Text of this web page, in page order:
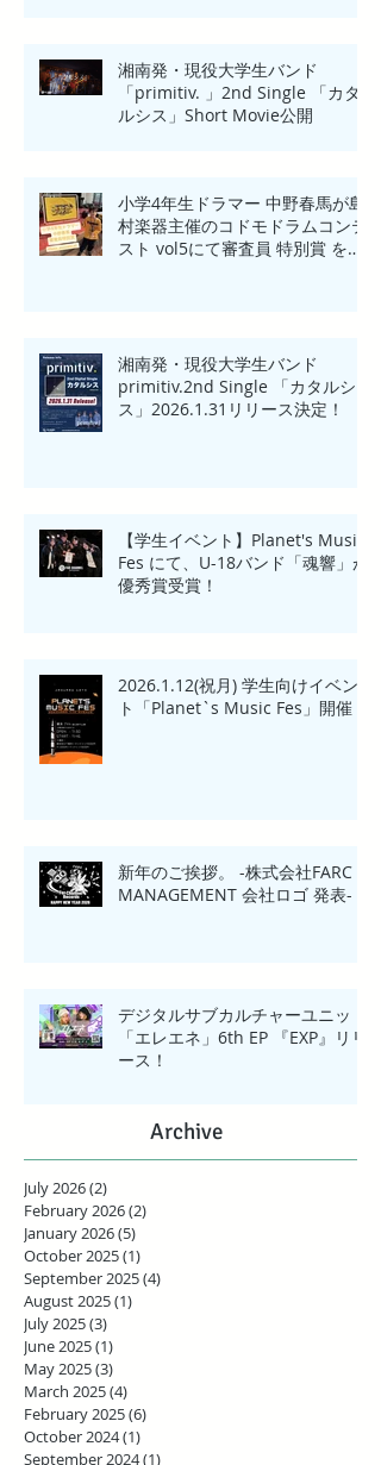
湘南発・現役大学生バンド
「primitiv. 」2nd Single 「カタ
ルシス」Short Movie公開
小学4年生ドラマー 中野春馬が島
村楽器主催のコドモドラムコンテ
スト vol5にて審査員 特別賞 を受
湘南発・現役大学生バンド
primitiv.2nd Single 「カタルシ
ス」2026.1.31リリース決定！
【学生イベント】Planet's Music
Fes にて、U-18バンド「魂響」が
優秀賞受賞！
2026.1.12(祝月) 学生向けイベン
ト「Planet`s Music Fes」開催
新年のご挨拶。 -株式会社FARC
MANAGEMENT 会社ロゴ 発表-
デジタルサブカルチャーユニット
「エレエネ」6th EP 『EXP』リリ
ース！
Archive
July 2026(2)
February 2026(2)
January 2026(5)
October 2025(1)
September 2025(4)
August 2025(1)
July 2025(3)
June 2025(1)
May 2025(3)
March 2025(4)
February 2025(6)
October 2024(1)
September 2024(1)